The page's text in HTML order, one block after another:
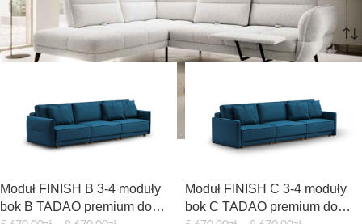
Moduł FINISH B 3-4 moduły
bok B TADAO premium do
Moduł FINISH C 3-4 moduły
bok C TADAO premium do